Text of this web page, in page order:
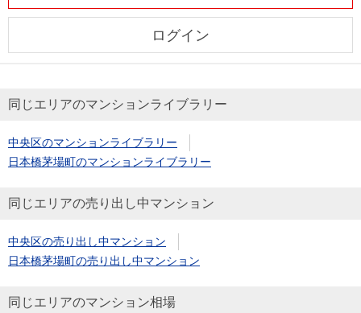
ログイン
同じエリアのマンションライブラリー
中央区のマンションライブラリー
日本橋茅場町のマンションライブラリー
同じエリアの売り出し中マンション
中央区の売り出し中マンション
日本橋茅場町の売り出し中マンション
同じエリアのマンション相場